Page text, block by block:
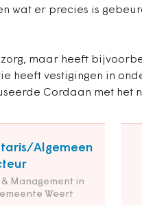
wat er precies is
maar heeft
heeft vestigingen in
Cordaan met het
Algemeen
Management in
Weert